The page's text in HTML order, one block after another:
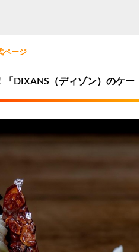
ページ
DIXANS（ディゾン）のケー